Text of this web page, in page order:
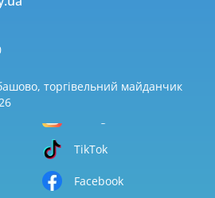
торгівельний майданчик
TikTok
Facebook